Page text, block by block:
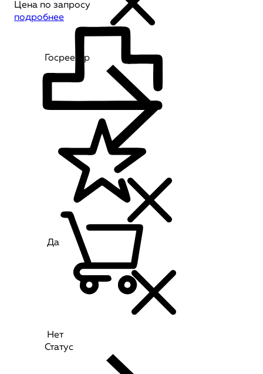
Цена по запросу
подробнее
Госреестр
Да
Нет
Статус